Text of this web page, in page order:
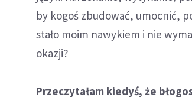
by kogoś zbudować, umocnić,
stało moim nawykiem i nie
okazji?
Przeczytałam kiedyś, że